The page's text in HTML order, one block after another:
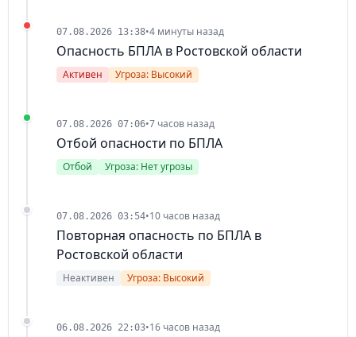
07.08.2026 13:38•4 минуты назад
Опасность БПЛА в Ростовской области
Активен Угроза: Высокий
07.08.2026 07:06•7 часов назад
Отбой опасности по БПЛА
Отбой Угроза: Нет угрозы
07.08.2026 03:54•10 часов назад
Повторная опасность по БПЛА в
Ростовской области
Неактивен Угроза: Высокий
06.08.2026 22:03•16 часов назад